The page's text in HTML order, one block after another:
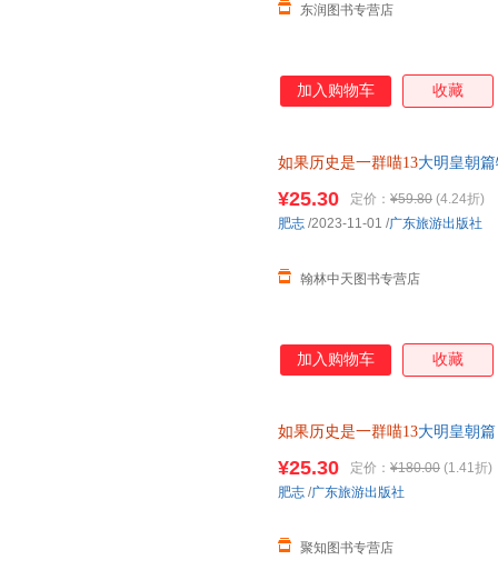
东润图书专营店
加入购物车 收藏
如果历史是一群喵13大明皇朝
¥25.30 定价： ¥59.80 (4.24折)
翰林中天图书专营店
肥志 /2023-11-01 /广东旅游出版社
加入购物车 收藏
如果历史是一群喵13大明皇朝篇
¥25.30 定价： ¥180.00 (1.41折)
聚知图书专营店
肥志 /广东旅游出版社